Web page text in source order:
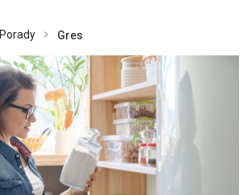
Porady Gres